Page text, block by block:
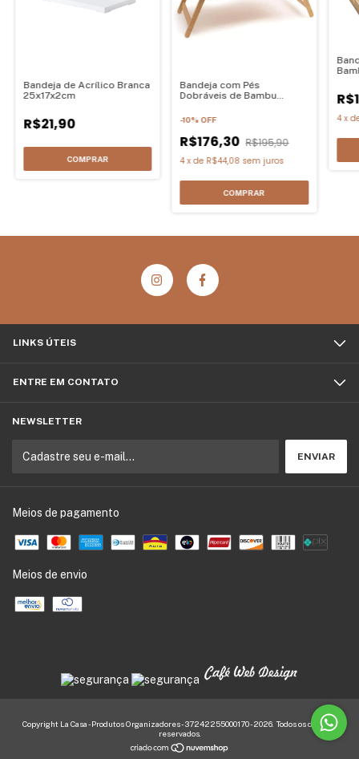
Bandeja de Acrílico Branca
25x17x2cm
R$21,90
Bandeja com Pés
Dobráveis de Bambu
-10%OFF
R$176,30 R$195,90
4 xde R$44,08 sem juros
4 x
LINKS ÚTEIS
ENTRE EM CONTATO
NEWSLETTER
Meios de pagamento
Meios de envio
Copyright La Casa - Produtos Organizadores - 37242255000170 - 2026. Todos os direitos
reservados.